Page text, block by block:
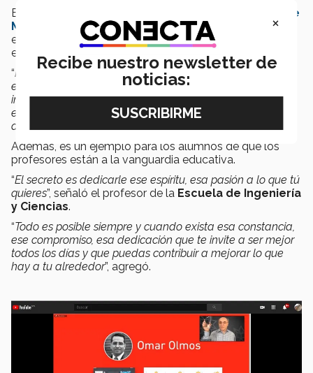
El reconocimiento también representa que en el
Tec de
Monterrey
hay docentes que impulsan la innovación
educativa a través de estas tecnologías educativas,
enfatizó el docente.
“Representa el estar en esa línea de conocimiento que
existe en el mundo y se demuestra que en nuestra
institución y en México tenemos la posibilidad de estar en
ese nivel de desarrollos tecnológicos y de aplicaciones
actuales
Además, es un ejemplo para los alumnos de que los
profesores están a la vanguardia educativa.
“El secreto es dedicarle ese espíritu, esa pasión a lo que tú
quieres”, señaló el profesor de la Escuela de Ingeniería
y Ciencias.
“Todo es posible siempre y cuando exista esa constancia,
ese compromiso, esa dedicación que te invite a ser mejor
todos los días y que puedas contribuir a mejorar lo que
hay a tu alrededor”, agregó.
×
Recibe nuestro newsletter de
noticias: